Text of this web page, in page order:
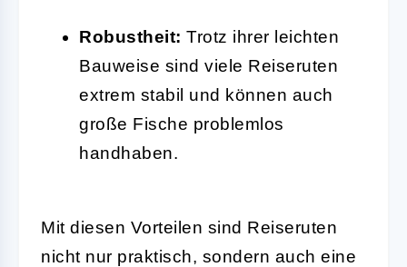
Robustheit: Trotz ihrer leichten
Bauweise sind viele Reiseruten
extrem stabil und können auch
große Fische problemlos
handhaben.
Mit diesen Vorteilen sind Reiseruten
nicht nur praktisch, sondern auch eine